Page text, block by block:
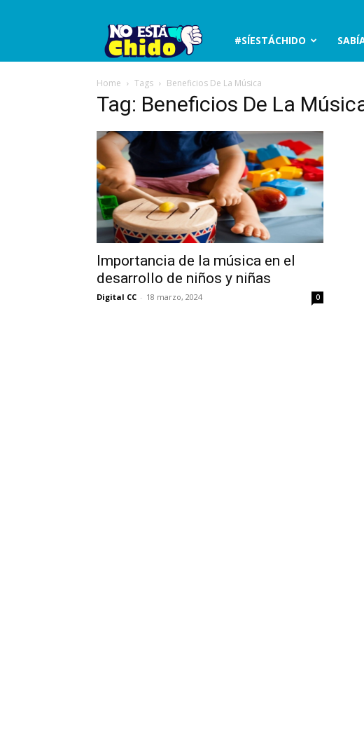
No
está
#SÍESTÁCHIDO
Home Tags Beneficios De La Música
Tag: Beneficios De La
Importancia de la música en el
desarrollo de niños y niñas
Digital CC - 18 marzo, 2024 0